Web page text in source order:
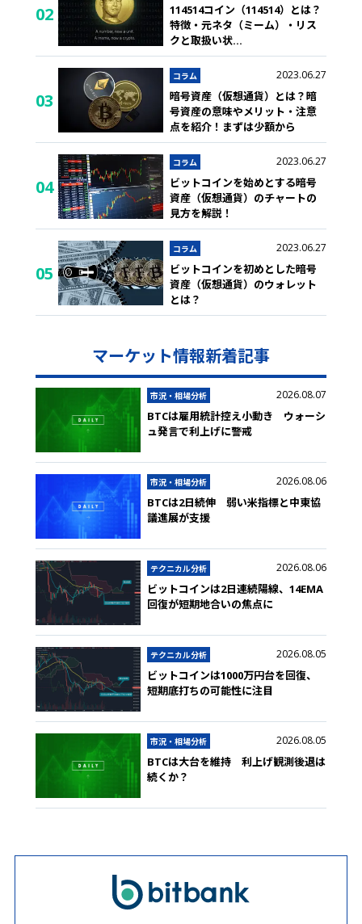
02
114514コイン（114514）とは？
特徴・元ネタ（ミーム）・リス
クと取扱い状...
03
コラム 2023.06.27
暗号資産（仮想通貨）とは？暗
号資産の意味やメリット・注意
点を紹介！まずは少額から
04
コラム 2023.06.27
ビットコインを始めとする暗号
資産（仮想通貨）のチャートの
見方を解説！
05
コラム 2023.06.27
ビットコインを初めとした暗号
資産（仮想通貨）のウォレット
とは？
マーケット情報新着記事
市況・相場分析 2026.08.07
BTCは雇用統計控え小動き ウォーシ
ュ発言で利上げに警戒
市況・相場分析 2026.08.06
BTCは2日続伸 弱い米指標と中東協
議進展が支援
テクニカル分析 2026.08.06
ビットコインは2日連続陽線、14EMA
回復が短期地合いの焦点に
テクニカル分析 2026.08.05
ビットコインは1000万円台を回復、
短期底打ちの可能性に注目
市況・相場分析 2026.08.05
BTCは大台を維持 利上げ観測後退は
続くか？